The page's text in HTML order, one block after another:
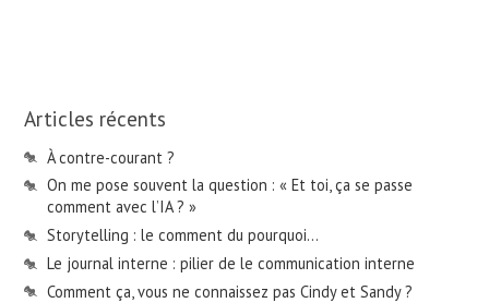
Articles récents
À contre-courant ?
On me pose souvent la question : « Et toi, ça se passe
comment avec l’IA ? »
Storytelling : le comment du pourquoi…
Le journal interne : pilier de le communication interne
Comment ça, vous ne connaissez pas Cindy et Sandy ?